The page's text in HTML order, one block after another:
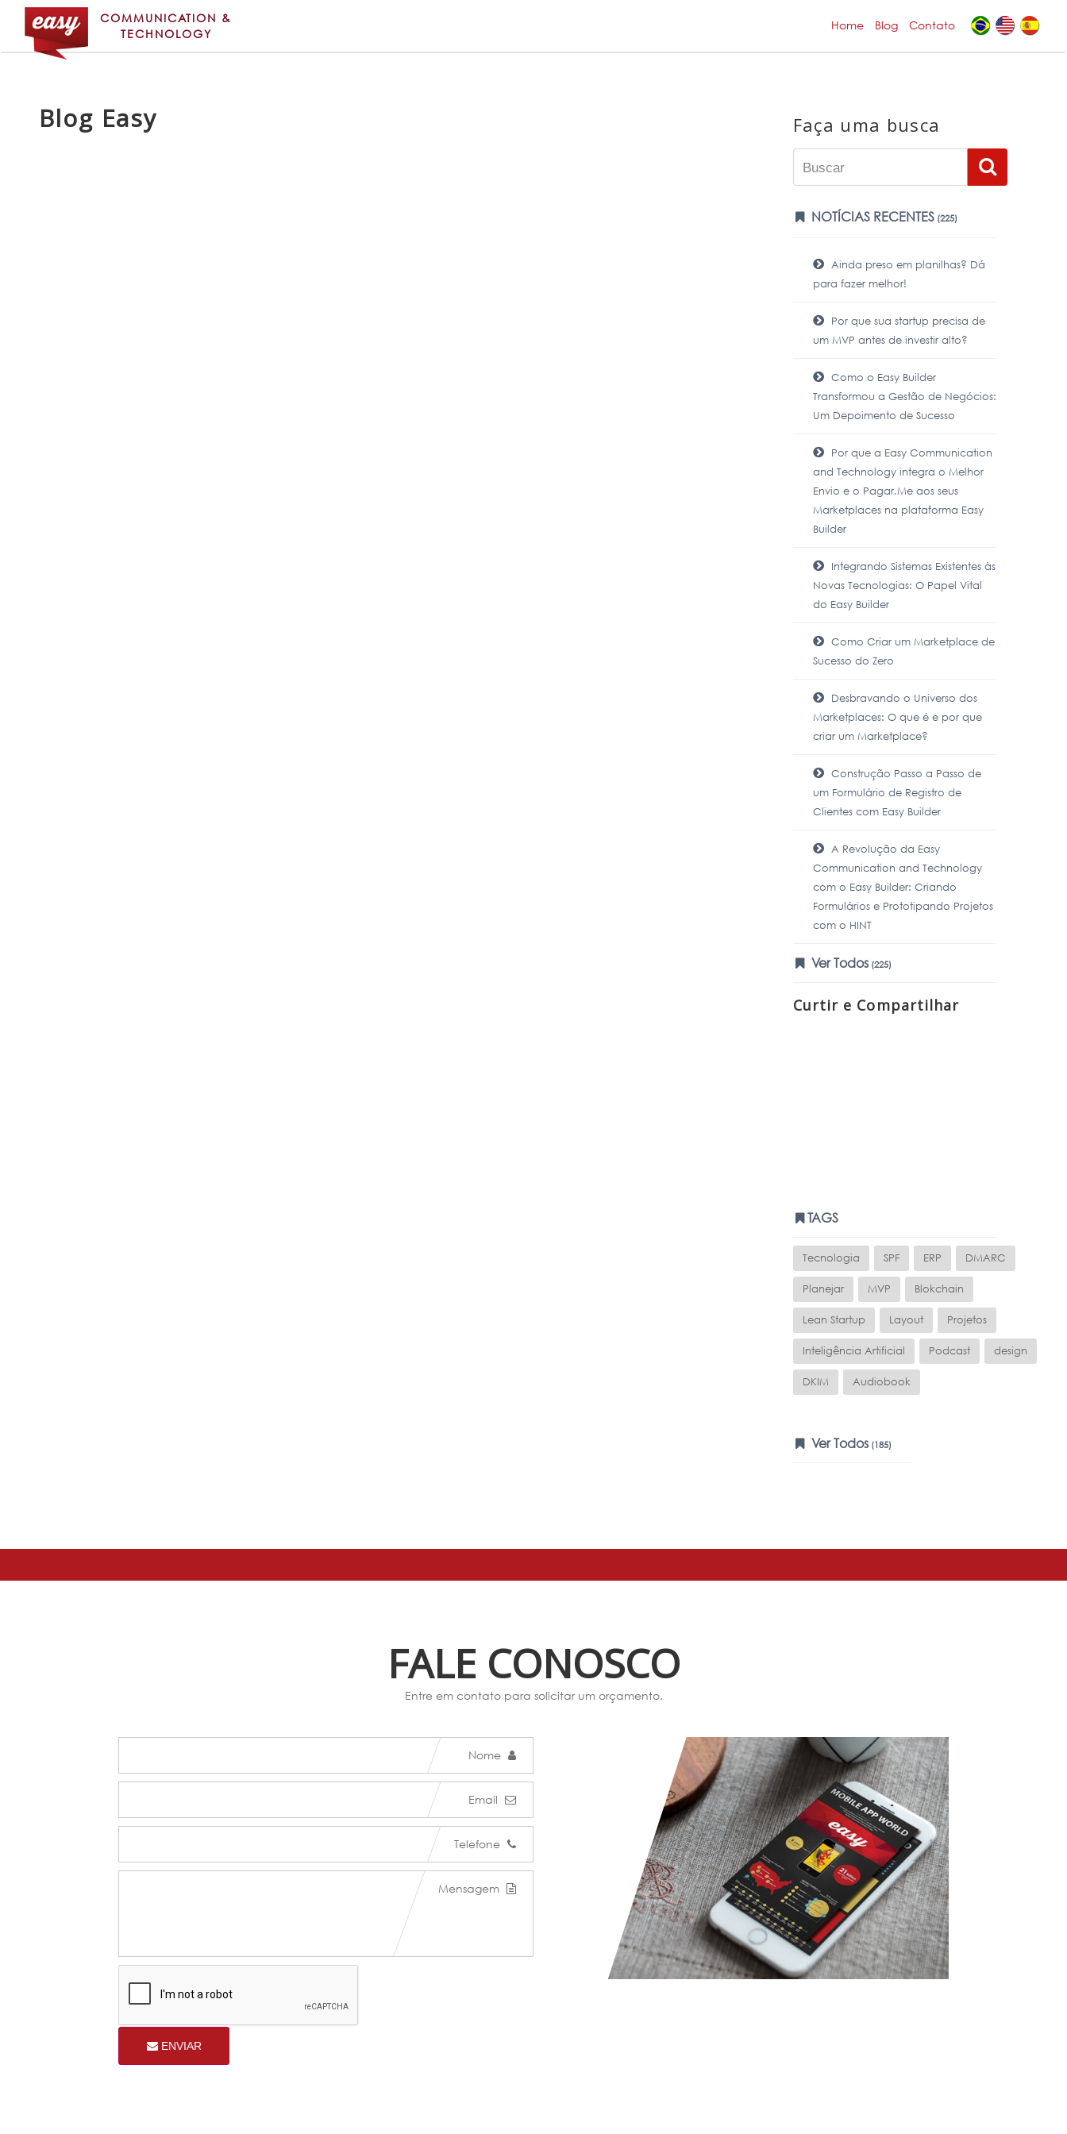
COMMUNICATION &
TECHNOLOGY
Home Blog Contato
Blog Easy Faça uma busca
NOTÍCIAS RECENTES(225)
Ainda preso em planilhas? Dá
para fazer melhor!
Por que sua startup precisa de
um MVP antes de investir alto?
Como o Easy Builder
Transformou a Gestão de Negócios:
Um Depoimento de Sucesso
Por que a Easy Communication
and Technology integra o Melhor
Envio e o Pagar.Me aos seus
Marketplaces na plataforma Easy
Builder
Integrando Sistemas Existentes às
Novas Tecnologias: O Papel Vital
do Easy Builder
Como Criar um Marketplace de
Sucesso do Zero
Desbravando o Universo dos
Marketplaces: O que é e por que
criar um Marketplace?
Construção Passo a Passo de
um Formulário de Registro de
Clientes com Easy Builder
A Revolução da Easy
Communication and Technology
com o Easy Builder: Criando
Formulários e Prototipando Projetos
com o HINT
Ver Todos(225)
Curtir e Compartilhar
TAGS
Tecnologia SPF ERP DMARC
Planejar MVP Blokchain
Lean Startup Layout Projetos
Inteligência Artificial Podcast design
DKIM Audiobook
Ver Todos(185)
FALE CONOSCO
Entre em contato para solicitar um orçamento.
Nome
Email
Telefone
Mensagem
ENVIAR